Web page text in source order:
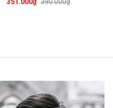
351.000₫ 390.000₫